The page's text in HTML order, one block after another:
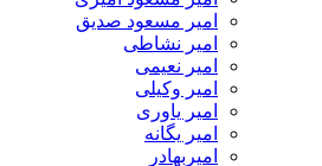
امیر مسعود صدیق
امیر نشاطی
امیر نعیمی
امیر وکیلی
امیر یاوری
امیر یگانه
امیربهادر